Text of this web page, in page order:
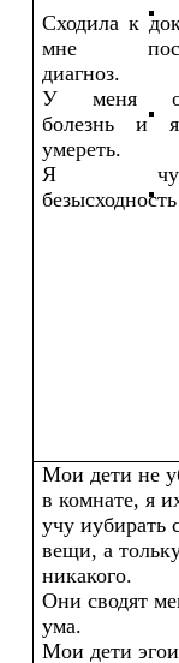
Сходила к
мне
диагноз.
У меня
болезнь и
умереть.
Я
безысходность
Мои дети не
в комнате, я
учу иубирать
вещи, а
никакого.
Они сводят
ума.
Мои дети